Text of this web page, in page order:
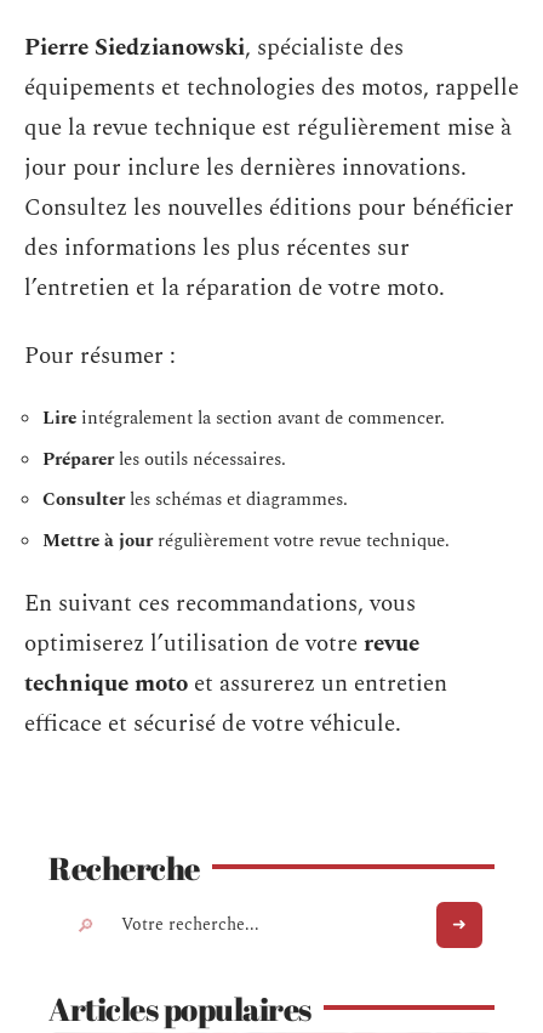
Pierre Siedzianowski, spécialiste des
équipements et technologies des motos, rappelle
que la revue technique est régulièrement mise à
jour pour inclure les dernières innovations.
Consultez les nouvelles éditions pour bénéficier
des informations les plus récentes sur
l’entretien et la réparation de votre moto.
Pour résumer :
Lire intégralement la section avant de commencer.
Préparerles outils nécessaires.
Consulterles schémas et diagrammes.
Mettre à jourrégulièrement votre revue technique.
En suivant ces recommandations, vous
optimiserez l’utilisation de votrerevue
technique moto et assurerez un entretien
efficace et sécurisé de votre véhicule.
Recherche
Articles populaires